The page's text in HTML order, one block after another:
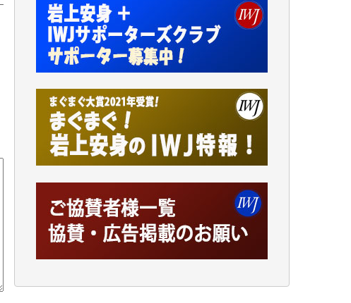
小池説夫 様
アオキカナメ 様
諸般の事情によりIWJ会費払えず今は非会員
です。市民側に立つ講演会にIWJのカメラマ
われるのはあまりにもったいない。少しでも
お役立てください。（H.O.様）
今日、僅かですがカンパしました。（T.M.
様）
今日、僅かですがカンパしました。IWJの危
機を乗り切るには到底及ばない額ですが病気
の妻を抱えている私にとっては精一杯のカン
パです。
かねてよりIWJが発してきた膨大な取材記事